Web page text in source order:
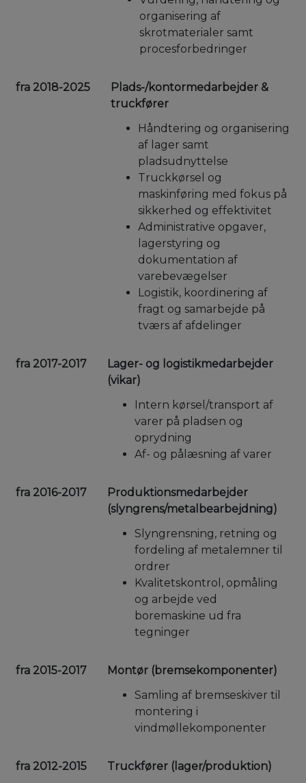
organisering af
skrotmaterialer samt
procesforbedringer
fra 2018-2025
Plads-/kontormedarbejder &
truckfører
Håndtering og organisering
af lager samt
pladsudnyttelse
Truckkørsel og
maskinføring med fokus på
sikkerhed og effektivitet
Administrative opgaver,
lagerstyring og
dokumentation af
varebevægelser
Logistik, koordinering af
fragt og samarbejde på
tværs af afdelinger
fra 2017-2017
Lager- og logistikmedarbejder
(vikar)
Intern kørsel/transport af
varer på pladsen og
oprydning
Af- og pålæsning af varer
fra 2016-2017
Produktionsmedarbejder
(slyngrens/metalbearbejdning)
Slyngrensning, retning og
fordeling af metalemner til
ordrer
Kvalitetskontrol, opmåling
og arbejde ved
boremaskine ud fra
tegninger
fra 2015-2017
Montør (bremsekomponenter)
Samling af bremseskiver til
montering i
vindmøllekomponenter
fra 2012-2015
Truckfører (lager/produktion)